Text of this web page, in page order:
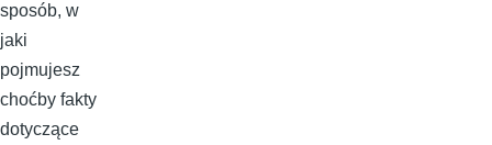
sposób, w
jaki
pojmujesz
choćby fakty
dotyczące